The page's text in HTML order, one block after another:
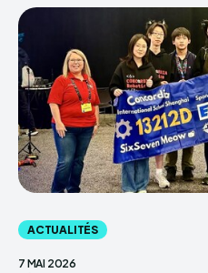
ACTUALITÉS
7 MAI 2026